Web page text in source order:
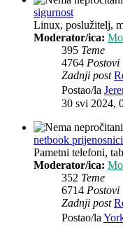
sigurnost
Linux, poslužitelj,
Moderator/ica:
395 Teme
4764 Postovi
Zadnji post
Postao/la
30 svi 2024,
netbook
Pametni telefoni,
Moderator/ica:
352 Teme
6714 Postovi
Zadnji post
Postao/la